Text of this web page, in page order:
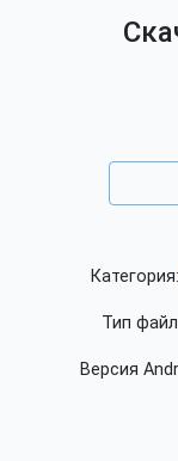
Категория:
Тип
Версия